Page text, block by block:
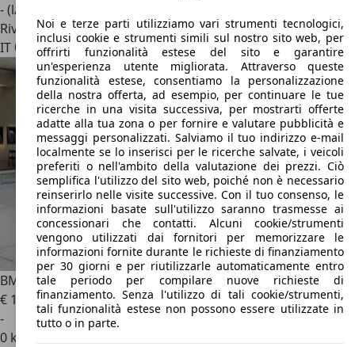
- (l/100 km)
Rivenditore
IT 00075Lanuvio - Roma - Rm
BMW M5Touring 4.4 727cv auto
€ 157.9001
-
0 km
Noi e terze parti utilizziamo vari strumenti tecnologici,
inclusi cookie e strumenti simili sul nostro sito web, per
offrirti funzionalità estese del sito e garantire
un'esperienza utente migliorata. Attraverso queste
funzionalità estese, consentiamo la personalizzazione
della nostra offerta, ad esempio, per continuare le tue
ricerche in una visita successiva, per mostrarti offerte
adatte alla tua zona o per fornire e valutare pubblicità e
messaggi personalizzati. Salviamo il tuo indirizzo e-mail
localmente se lo inserisci per le ricerche salvate, i veicoli
preferiti o nell'ambito della valutazione dei prezzi. Ciò
semplifica l'utilizzo del sito web, poiché non è necessario
reinserirlo nelle visite successive. Con il tuo consenso, le
informazioni basate sull'utilizzo saranno trasmesse ai
concessionari che contatti. Alcuni cookie/strumenti
vengono utilizzati dai fornitori per memorizzare le
informazioni fornite durante le richieste di finanziamento
per 30 giorni e per riutilizzarle automaticamente entro
tale periodo per compilare nuove richieste di
finanziamento. Senza l'utilizzo di tali cookie/strumenti,
tali funzionalità estese non possono essere utilizzate in
tutto o in parte.